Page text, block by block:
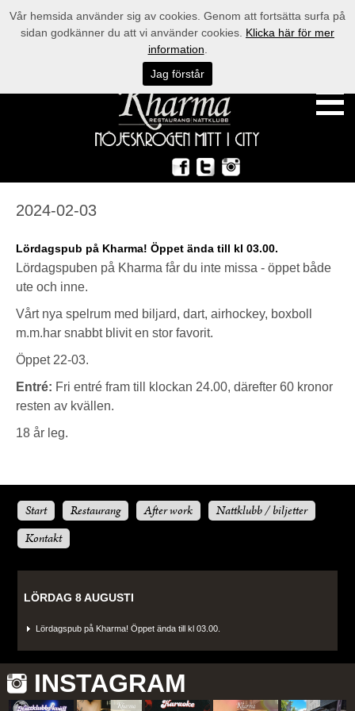
2024-02-03
Lördagspub på Kharma! Öppet ända till kl 03.00.
Lördagspuben på Kharma får du inte missa - öppet både
ute och inne.
Vårt nya spelrum med biljard, dart, airhockey, boxboll
m.m.har snabbt blivit en stor favorit.
Öppet 22-03.
Entré: Fri entré fram till klockan 24.00, därefter 60 kronor
resten av kvällen.
18 år leg.
Start Restaurang After work
Nattklubb / biljetter
Kontakt
LÖRDAG 8 AUGUSTI
Lördagspub på Kharma! Öppet ända till kl 03.00.
INSTAGRAM
Vår hemsida använder sig av cookies. Genom att fortsätta surfa på
sidan godkänner du att vi använder cookies. Klicka här för mer
information
Jag förstår